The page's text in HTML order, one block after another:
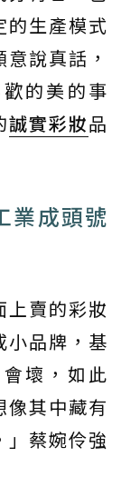
的生產模式
說真話，
的美的事
誠實彩妝品
業成頭號
上賣的彩妝
小品牌，基
壞，如此
像其中藏有
」蔡婉伶強